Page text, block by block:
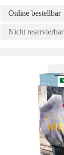
Online bestellbar
Nicht reservierbar